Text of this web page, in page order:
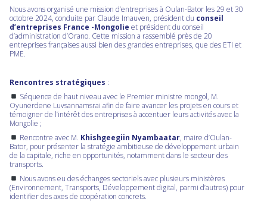
Nous avons organisé une mission d’entreprises à Oulan-Bator les 29 et 30
octobre 2024, conduite par Claude Imauven, président du conseil
d’entreprises France -Mongolie et président du conseil
d’administration d’Orano. Cette mission a rassemblé près de 20
entreprises françaises aussi bien des grandes entreprises, que des ETI et
PME.
Rencontres stratégiques :
Séquence de haut niveau avec le Premier ministre mongol, M.
Oyunerdene Luvsannamsrai afin de faire avancer les projets en cours et
témoigner de l’intérêt des entreprises à accentuer leurs activités avec la
Mongolie ;
Rencontre avec M. Khishgeegiin Nyambaatar, maire d’Oulan-
Bator, pour présenter la stratégie ambitieuse de développement urbain
de la capitale, riche en opportunités, notamment dans le secteur des
transports.
Nous avons eu des échanges sectoriels avec plusieurs ministères
(Environnement, Transports, Développement digital, parmi d’autres) pour
identifier des axes de coopération concrets.